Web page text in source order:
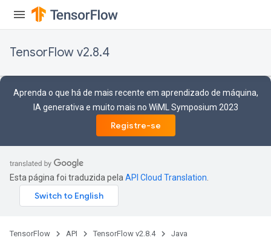
TensorFlow v2.8.4
Aprenda o que há de mais recente em aprendizado de máquina,
IA generativa e muito mais no WiML Symposium 2023
Registre-se
Esta página foi traduzida pela API Cloud Translation
TensorFlow API TensorFlow v2.8.4 Java